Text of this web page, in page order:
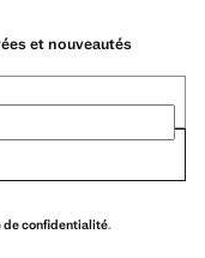
et nouveautés
de confidentialité.